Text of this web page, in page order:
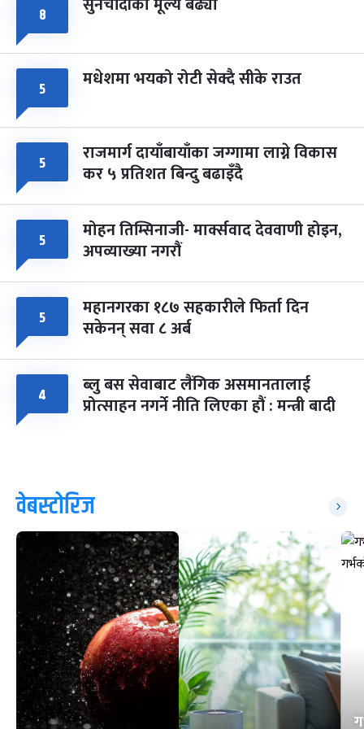
८
५ मधेशमा भयको रोटी सेक्दै सीके राउत
५ राजमार्ग दायाँबायाँका जग्गामा लाग्ने विकास
कर ५ प्रतिशत बिन्दु बढाइँदै
५ मोहन तिम्सिनाजी- मार्क्सवाद देववाणी होइन,
अपव्याख्या नगरौं
५ महानगरका १८७ सहकारीले फिर्ता दिन
सकेनन् सवा ८ अर्ब
४ ब्लु बस सेवाबाट लैंगिक असमानतालाई
प्रोत्साहन नगर्ने नीति लिएका हौं : मन्त्री बादी
वेबस्टोरिज